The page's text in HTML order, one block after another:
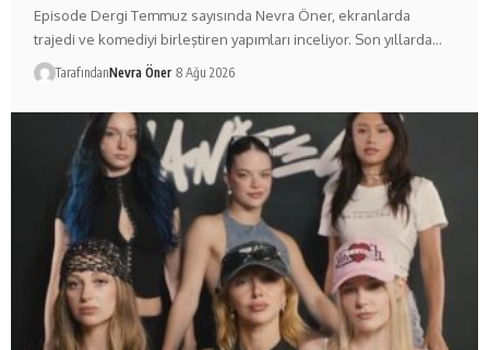
Episode Dergi Temmuz sayısında Nevra Öner, ekranlarda
trajedi ve komediyi birleştiren yapımları inceliyor. Son yıllarda…
TarafındanNevra Öner 8 Ağu 2026